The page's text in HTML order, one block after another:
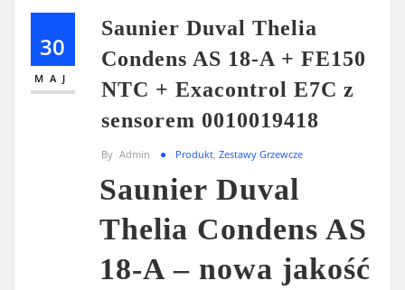
30
MAJ
Saunier Duval Thelia
Condens AS 18-A + FE150
NTC + Exacontrol E7C z
sensorem 0010019418
By Admin Produkt Zestawy Grzewcze
Saunier Duval
Thelia Condens AS
18-A – nowa jakość